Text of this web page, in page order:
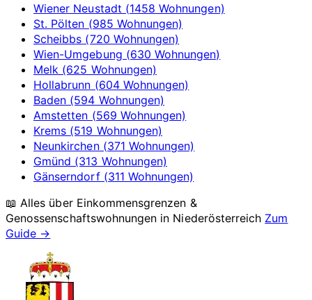
Wiener Neustadt (1458 Wohnungen)
St. Pölten (985 Wohnungen)
Scheibbs (720 Wohnungen)
Wien-Umgebung (630 Wohnungen)
Melk (625 Wohnungen)
Hollabrunn (604 Wohnungen)
Baden (594 Wohnungen)
Amstetten (569 Wohnungen)
Krems (519 Wohnungen)
Neunkirchen (371 Wohnungen)
Gmünd (313 Wohnungen)
Gänserndorf (311 Wohnungen)
📖 Alles über Einkommensgrenzen &
Genossenschaftswohnungen in Niederösterreich Zum
Guide →